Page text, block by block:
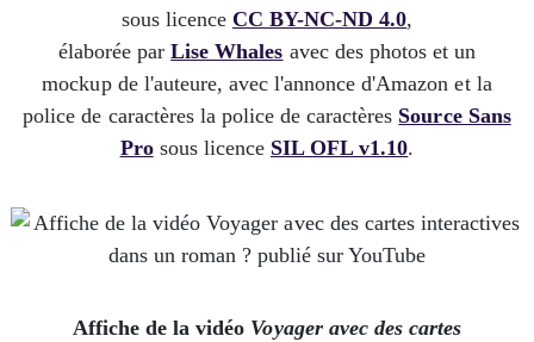
sous licence CC BY-NC-ND 4.0,
élaborée parLise Whales avec des photos et un
mockup de l'auteure, avec l'annonce d'Amazon et la
police de caractères la police de caractères Source Sans
Prosous licence SIL OFL v1.10.
Affiche de la vidéo Voyager avec des cartes